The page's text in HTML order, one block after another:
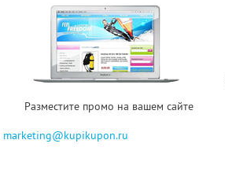
Разместите промо на вашем сайте
marketing@kupikupon.ru